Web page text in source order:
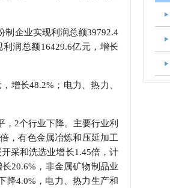
制企业实现利润总额39792.4
润总额16429.6亿元，增长
增长48.2%；电力、热力、
2个行业下降。主要行业利
，有色金属冶炼和压延加工
采和洗选业增长1.45倍，计
20.6%，非金属矿物制品业
降4.0%，电力、热力生产和